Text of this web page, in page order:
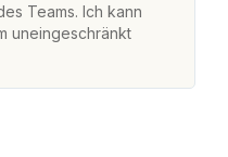
Teams. Ich kann
uneingeschränkt